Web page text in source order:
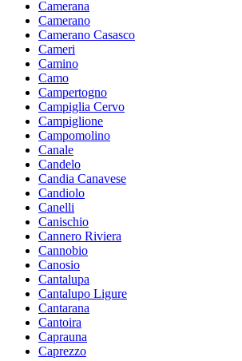
Camerana
Camerano
Camerano Casasco
Cameri
Camino
Camo
Campertogno
Campiglia Cervo
Campiglione
Campomolino
Canale
Candelo
Candia Canavese
Candiolo
Canelli
Canischio
Cannero Riviera
Cannobio
Canosio
Cantalupa
Cantalupo Ligure
Cantarana
Cantoira
Caprauna
Caprezzo